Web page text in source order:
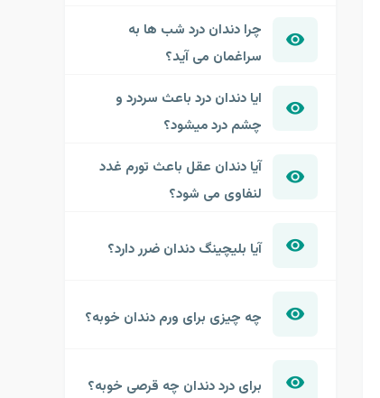
چرا دندان درد شب ها به
سراغمان می آید؟
ایا دندان درد باعث سردرد و
چشم درد میشود؟
آیا دندان عقل باعث تورم غدد
لنفاوی می شود؟
آیا بلیچینگ دندان ضرر دارد؟
چه چیزی برای ورم دندان خوبه؟
برای درد دندان چه قرصی خوبه؟